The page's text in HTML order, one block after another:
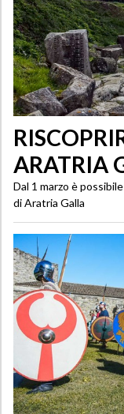
ARATRIA
Dal 1 marzo è
di Aratria Galla